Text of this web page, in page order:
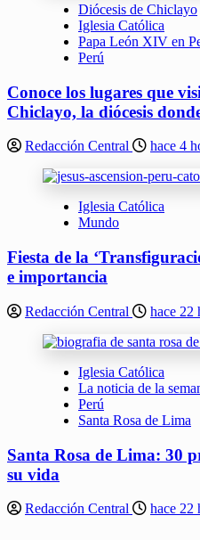
Diócesis de Chiclayo
Iglesia Católica
Papa León XIV en
Perú
Conoce los lugares que
Chiclayo, la diócesis
Redacción Central hace 4
Iglesia Católica
Mundo
Fiesta de la
e importancia
Redacción Central hace 22
Iglesia Católica
La noticia de la
Perú
Santa Rosa de Lima
Santa Rosa de Lima: 30
su vida
Redacción Central hace 22